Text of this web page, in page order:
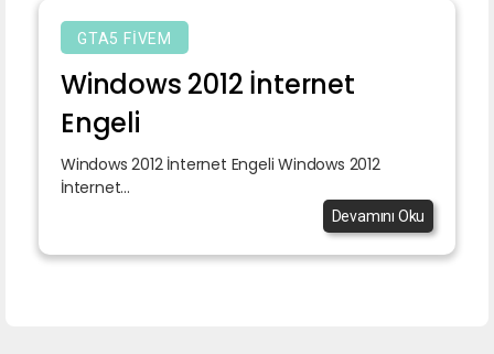
GTA5 FIVEM
Windows 2012 İnternet
Engeli
Windows 2012 İnternet Engeli Windows 2012
İnternet...
Devamını Oku